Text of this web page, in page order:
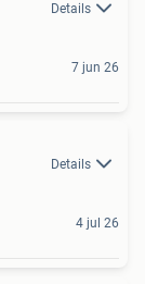
Details
7 jun 26
Details
4 jul 26